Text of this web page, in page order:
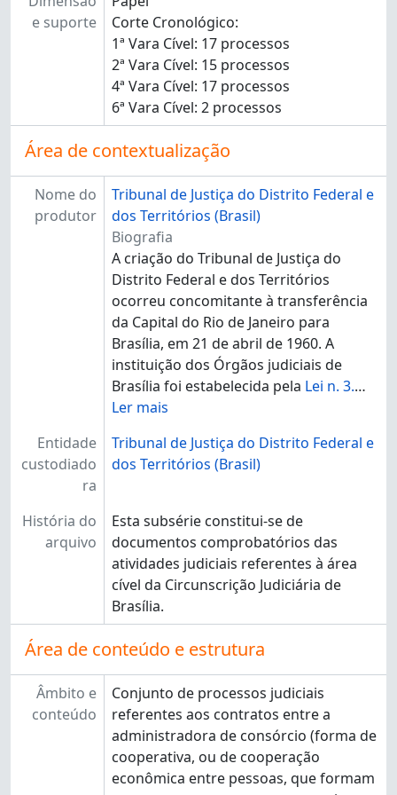
[Séries] 120 - 120 - Família, Órfãos e Sucessões
[Séries] 130 - 130 - Falência e Concordata
[Séries] 140 - 140 - Registros Públicos
[Séries] 150 - 150 - Acidentes do Trabalho
[Séries] 160 - 160 - Fazenda Pública
[Séries] 210 - 210 - Crimes contra a pessoa, contra o patrimônio e propriedade imaterial
[Séries] 220 - 220 - Crimes contra a Família
[Séries] 240 - 240 - Crimes contra a Economia
[Séries] 250 - 250 - Entorpecentes
[Séries] 260 - 260 - Contravenções Penais
[Séries] 270 - 270 - Delitos de Trânsito
[Séries] 280 - 280 - Crimes Militares
[Séries] 290 - 290 - Outros Crimes
[Subseção] CIRCACL - Circunscrição Judiciária - Águas Claras
[Subseção] CIRCBRZ - Circunscrição Judiciária - Brazlândia
[Subseção] CIRCCEI - Circunscrição Judiciária - Ceilândia
[Subseção] CIRCGAM - Circunscrição Judiciária - Gama
[Subseção] CIRCGUA - Circunscrição Judiciária - Guará
[Subseção] CIRCPAR - Circunscrição Judiciária - Paranoá
[Subseção] CIRCPLA - Circunscrição Judiciária - Planaltina
[Subseção] CIRCRFU - Circunscrição Judiciária - Riacho Fundo
[Subseção] CIRCREM - Circunscrição Judiciária - Recanto das Emas
[Subseção] CIRCSAM - Circunscrição Judiciária - Samambaia
[Subseção] CIRCSOB - Circunscrição Judiciária - Sobradinho
[Subseção] CIRCSSB - Circunscrição Judiciária - São Sebastião
[Subseção] CIRCSMA - Circunscrição Judiciária - Santa Maria
[Subseção] CIRCTAG - Circunscrição Judiciária - Taguatinga
[Seção] 2ª - Área Judicial - 2ª Instância
[Seção] ADM - Área Administrativa
e suporte
Corte Cronológico:
1ª Vara Cível: 17 processos
2ª Vara Cível: 15 processos
4ª Vara Cível: 17 processos
6ª Vara Cível: 2 processos
Área de contextualização
Nome do
produtor
Tribunal de Justiça do Distrito Federal e
dos Territórios (Brasil)
Biografia
A criação do Tribunal de Justiça do
Distrito Federal e dos Territórios
ocorreu concomitante à transferência
da Capital do Rio de Janeiro para
Brasília, em 21 de abril de 1960. A
instituição dos Órgãos judiciais de
Brasília foi estabelecida pela Lei n. 3.…
Ler mais
Entidade
custodiado
ra
Tribunal de Justiça do Distrito Federal e
dos Territórios (Brasil)
História do
arquivo
Esta subsérie constitui-se de
documentos comprobatórios das
atividades judiciais referentes à área
cível da Circunscrição Judiciária de
Brasília.
Área de conteúdo e estrutura
Âmbito e
conteúdo
Conjunto de processos judiciais
referentes aos contratos entre a
administradora de consórcio (forma de
cooperativa, ou de cooperação
econômica entre pessoas, que formam